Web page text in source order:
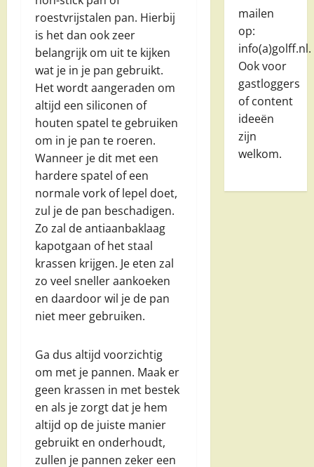
roestvrijstalen pan. Hierbij
is het dan ook zeer
belangrijk om uit te kijken
wat je in je pan gebruikt.
Het wordt aangeraden om
altijd een siliconen of
houten spatel te gebruiken
om in je pan te roeren.
Wanneer je dit met een
hardere spatel of een
normale vork of lepel doet,
zul je de pan beschadigen.
Zo zal de antiaanbaklaag
kapotgaan of het staal
krassen krijgen. Je eten zal
zo veel sneller aankoeken
en daardoor wil je de pan
niet meer gebruiken.
Ga dus altijd voorzichtig
om met je pannen. Maak er
geen krassen in met bestek
en als je zorgt dat je hem
altijd op de juiste manier
gebruikt en onderhoudt,
zullen je pannen zeker een
mailen
op:
info(a)golff.nl.
Ook voor
gastloggers
of content
ideeën
zijn
welkom.